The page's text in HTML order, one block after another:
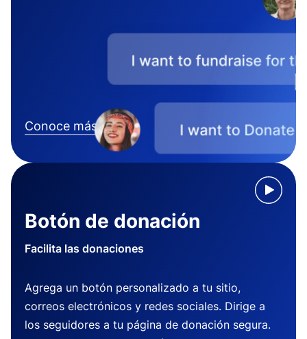
Conoce más
Botón de donación
Facilita las donaciones
Agrega un botón personalizado a tu sitio,
correos electrónicos y redes sociales. Dirige a
los seguidores a tu página de donación segura.